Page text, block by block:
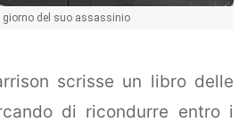
giorno del suo assassinio
scrisse un libro delle
di ricondurre entro i